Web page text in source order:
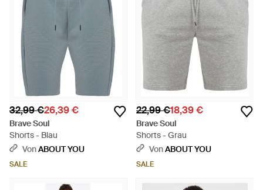
32,99 €26,39 €
Brave Soul
Shorts - Blau
VonABOUT YOU
SALE
22,99 €18,39 €
Brave Soul
Shorts - Grau
VonABOUT YOU
SALE